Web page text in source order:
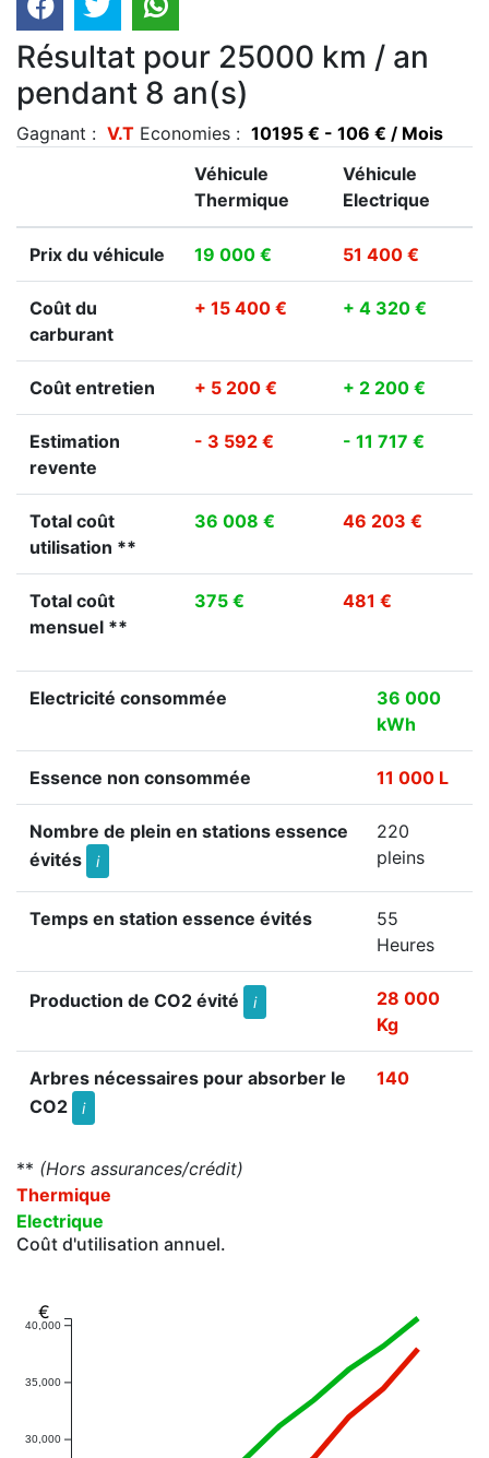
Résultat pour 25000 km / an
pendant 8 an(s)
Gagnant : V.T Economies : 10195 € - 106 € / Mois
Véhicule
Thermique
Véhicule
Electrique
Prix du véhicule 19 000 € 51 400 €
Coût du
carburant
+ 15 400 € + 4 320 €
Coût entretien + 5 200 € + 2 200 €
Estimation
revente
- 3 592 € - 11 717 €
Total coût
utilisation **
36 008 € 46 203 €
Total coût
mensuel **
375 € 481 €
Electricité consommée
36 000
kWh
Essence non consommée 11 000 L
Nombre de plein en stations essence
évités
i
220
pleins
Temps en station essence évités
55
Heures
Production de CO2 évité i
28 000
Kg
Arbres nécessaires pour absorber le
CO2
i
140
** (Hors assurances/crédit)
Thermique
Electrique
Coût d'utilisation annuel.
30,000
35,000
40,000
€